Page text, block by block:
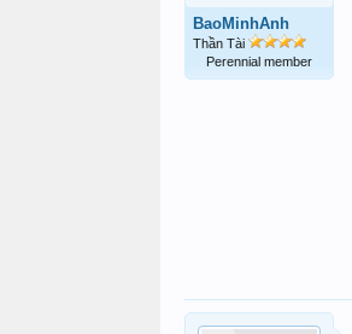
BaoMinhAnh
Thần Tài
Perennial member